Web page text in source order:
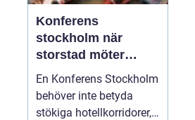
Konferens
stockholm när
storstad möter
rofylld landsbygd
En Konferens Stockholm
behöver inte betyda
stökiga hotellkorridorer,